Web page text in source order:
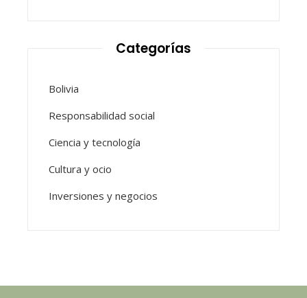
Categorías
Bolivia
Responsabilidad social
Ciencia y tecnología
Cultura y ocio
Inversiones y negocios